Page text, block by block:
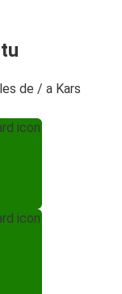
de / a Kars